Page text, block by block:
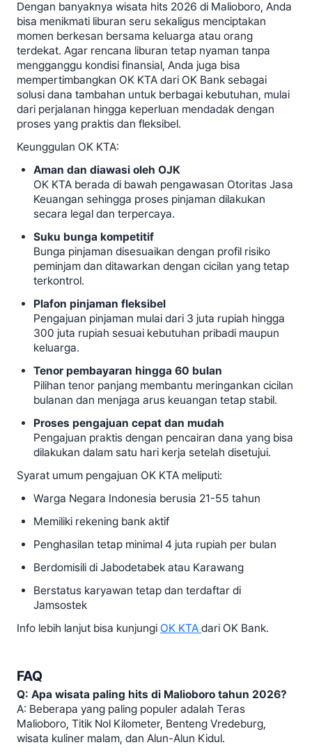
Dengan banyaknya wisata hits 2026 di Malioboro, Anda
bisa menikmati liburan seru sekaligus menciptakan
momen berkesan bersama keluarga atau orang
terdekat. Agar rencana liburan tetap nyaman tanpa
mengganggu kondisi finansial, Anda juga bisa
mempertimbangkan OK KTA dari OK Bank sebagai
solusi dana tambahan untuk berbagai kebutuhan, mulai
dari perjalanan hingga keperluan mendadak dengan
proses yang praktis dan fleksibel.
Keunggulan OK KTA:
Aman dan diawasi oleh OJK
OK KTA berada di bawah pengawasan Otoritas Jasa
Keuangan sehingga proses pinjaman dilakukan
secara legal dan terpercaya.
Suku bunga kompetitif
Bunga pinjaman disesuaikan dengan profil risiko
peminjam dan ditawarkan dengan cicilan yang tetap
terkontrol.
Plafon pinjaman fleksibel
Pengajuan pinjaman mulai dari 3 juta rupiah hingga
300 juta rupiah sesuai kebutuhan pribadi maupun
keluarga.
Tenor pembayaran hingga 60 bulan
Pilihan tenor panjang membantu meringankan cicilan
bulanan dan menjaga arus keuangan tetap stabil.
Proses pengajuan cepat dan mudah
Pengajuan praktis dengan pencairan dana yang bisa
dilakukan dalam satu hari kerja setelah disetujui.
Syarat umum pengajuan OK KTA meliputi:
Warga Negara Indonesia berusia 21-55 tahun
Memiliki rekening bank aktif
Penghasilan tetap minimal 4 juta rupiah per bulan
Berdomisili di Jabodetabek atau Karawang
Berstatus karyawan tetap dan terdaftar di
Jamsostek
Info lebih lanjut bisa kunjungi OK KTA dari OK Bank.
FAQ
Q: Apa wisata paling hits di Malioboro tahun 2026?
A: Beberapa yang paling populer adalah Teras
Malioboro, Titik Nol Kilometer, Benteng Vredeburg,
wisata kuliner malam, dan Alun-Alun Kidul.